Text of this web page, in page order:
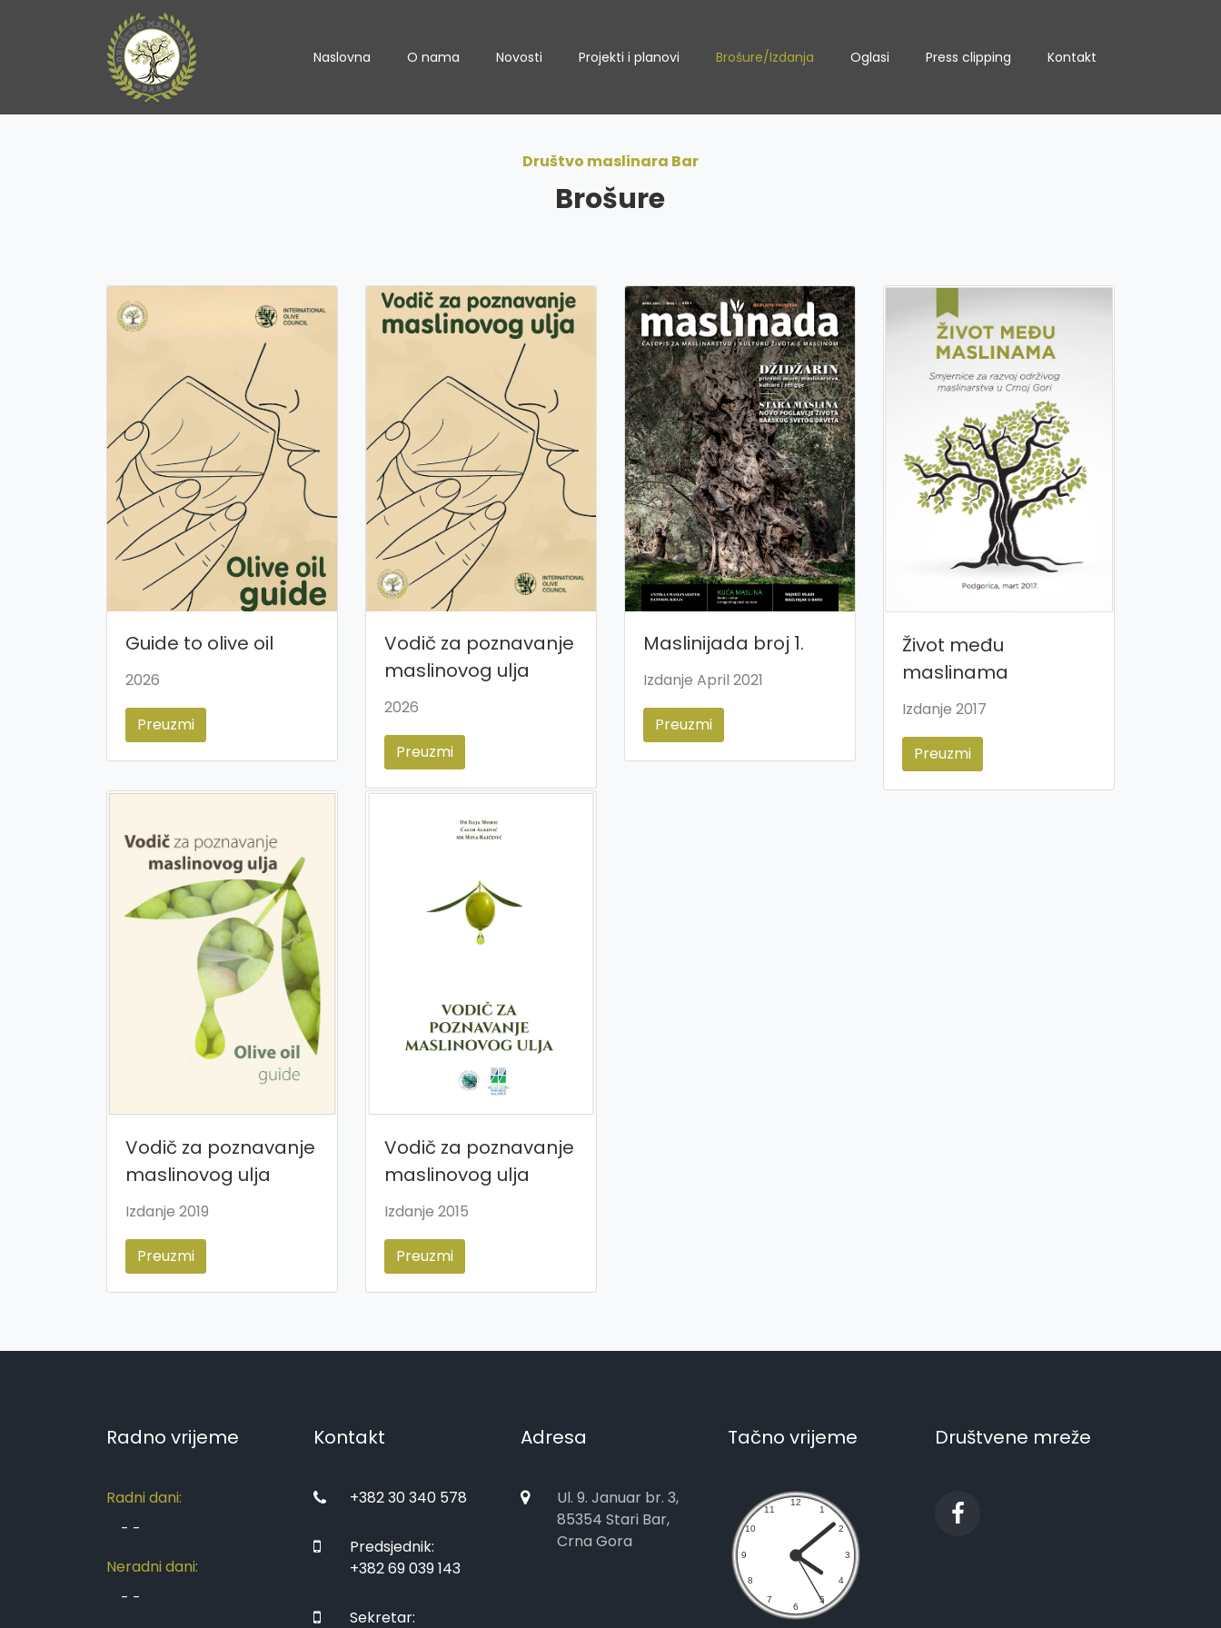
Naslovna O nama Novosti Projekti i planovi Brošure/Izdanja Oglasi Press clipping Kontakt
Društvo maslinara Bar
Brošure
Guide to olive oil
2026
Preuzmi
Vodič za poznavanje
maslinovog ulja
2026
Preuzmi
Maslinijada broj 1.
Izdanje April 2021
Preuzmi
Život među
maslinama
Izdanje 2017
Preuzmi
Vodič za poznavanje
maslinovog ulja
Izdanje 2019
Preuzmi
Vodič za poznavanje
maslinovog ulja
Izdanje 2015
Preuzmi
Radno vrijeme
Radni dani:
- -
Neradni dani:
- -
Kontakt
+382 30 340 578
Predsjednik:
+382 69 039 143
Sekretar:
Adresa
Ul. 9. Januar br. 3,
85354 Stari Bar,
Crna Gora
Tačno vrijeme Društvene mreže